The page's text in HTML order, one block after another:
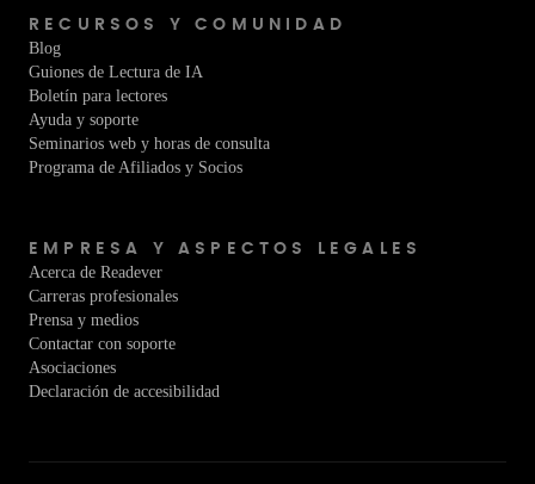
RECURSOS Y COMUNIDAD
Blog
Guiones de Lectura de IA
Boletín para lectores
Ayuda y soporte
Seminarios web y horas de consulta
Programa de Afiliados y Socios
EMPRESA Y ASPECTOS LEGALES
Acerca de Readever
Carreras profesionales
Prensa y medios
Contactar con soporte
Asociaciones
Declaración de accesibilidad